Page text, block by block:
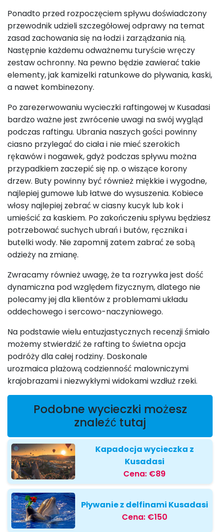
Ponadto przed rozpoczęciem spływu doświadczony
przewodnik udzieli szczegółowej odprawy na temat
zasad zachowania się na łodzi i zarządzania nią.
Następnie każdemu odważnemu turyście wręczy
zestaw ochronny. Na pewno będzie zawierać takie
elementy, jak kamizelki ratunkowe do pływania, kaski,
a nawet kombinezony.
Po zarezerwowaniu wycieczki raftingowej w Kusadasi
bardzo ważne jest zwrócenie uwagi na swój wygląd
podczas raftingu. Ubrania naszych gości powinny
ciasno przylegać do ciała i nie mieć szerokich
rękawów i nogawek, gdyż podczas spływu można
przypadkiem zaczepić się np. o wiszące korony
drzew. Buty powinny być również miękkie i wygodne,
najlepiej gumowe lub łatwe do wysuszenia. Kobiece
włosy najlepiej zebrać w ciasny kucyk lub kok i
umieścić za kaskiem. Po zakończeniu spływu będziesz
potrzebować suchych ubrań i butów, ręcznika i
butelki wody. Nie zapomnij zatem zabrać ze sobą
odzieży na zmianę.
Zwracamy również uwagę, że ta rozrywka jest dość
dynamiczna pod względem fizycznym, dlatego nie
polecamy jej dla klientów z problemami układu
oddechowego i sercowo-naczyniowego.
Na podstawie wielu entuzjastycznych recenzji śmiało
możemy stwierdzić że rafting to świetna opcja
podróży dla całej rodziny. Doskonale
urozmaica plażową codzienność malowniczymi
krajobrazami i niezwykłymi widokami wzdłuż rzeki.
Podobne wycieczki możesz
znaleźć tutaj
Kapadocja wycieczka z
Kusadasi
Cena: €89
Pływanie z delfinami Kusadasi
Cena: €150